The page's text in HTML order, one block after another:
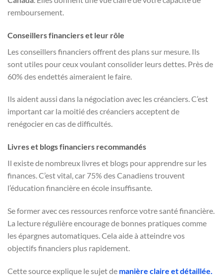
remboursement.
Conseillers financiers et leur rôle
Les conseillers financiers offrent des plans sur mesure. Ils
sont utiles pour ceux voulant consolider leurs dettes. Près de
60% des endettés aimeraient le faire.
Ils aident aussi dans la négociation avec les créanciers. C’est
important car la moitié des créanciers acceptent de
renégocier en cas de difficultés.
Livres et blogs financiers recommandés
Il existe de nombreux livres et blogs pour apprendre sur les
finances. C’est vital, car 75% des Canadiens trouvent
l’éducation financière en école insuffisante.
Se former avec ces ressources renforce votre santé financière.
La lecture régulière encourage de bonnes pratiques comme
les épargnes automatiques. Cela aide à atteindre vos
objectifs financiers plus rapidement.
Cette source explique le sujet de manière claire et détaillée.